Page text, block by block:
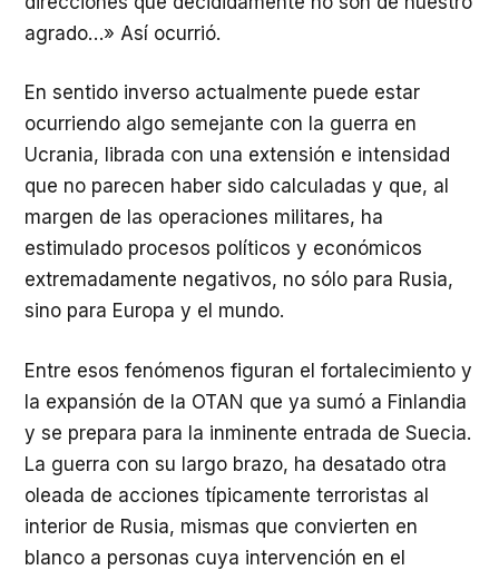
agrado…» Así ocurrió.
En sentido inverso actualmente puede estar
ocurriendo algo semejante con la guerra en
Ucrania, librada con una extensión e intensidad
que no parecen haber sido calculadas y que, al
margen de las operaciones militares, ha
estimulado procesos políticos y económicos
extremadamente negativos, no sólo para Rusia,
sino para Europa y el mundo.
Entre esos fenómenos figuran el fortalecimiento y
la expansión de la OTAN que ya sumó a Finlandia
y se prepara para la inminente entrada de Suecia.
La guerra con su largo brazo, ha desatado otra
oleada de acciones típicamente terroristas al
interior de Rusia, mismas que convierten en
blanco a personas cuya intervención en el